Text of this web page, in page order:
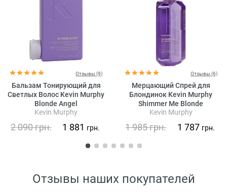
Отзывы (9)
Бальзам Тонирующий для
Светлых Волос Kevin Murphy
Blonde Angel
Kevin Murphy
2 090грн. 1 881 грн.
Отзывы (6)
Мерцающий Спрей для
Блондинок Kevin Murphy
Shimmer Me Blonde
Kevin Murphy
1 985грн. 1 787 грн.
Отзывы наших покупателей